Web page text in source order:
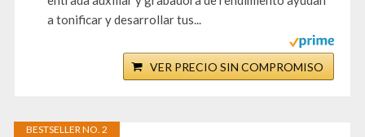
a tonificar y desarrollar tus...
VER PRECIO SIN COMPROMISO
BESTSELLER NO. 2